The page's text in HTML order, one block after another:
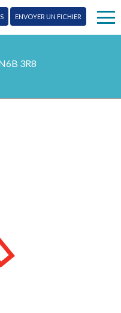
ENVOYER UN FICHIER
3R8